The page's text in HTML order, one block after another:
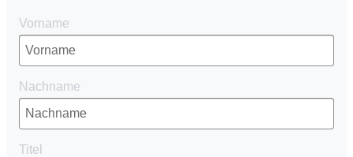
Vorname
Nachname
Titel